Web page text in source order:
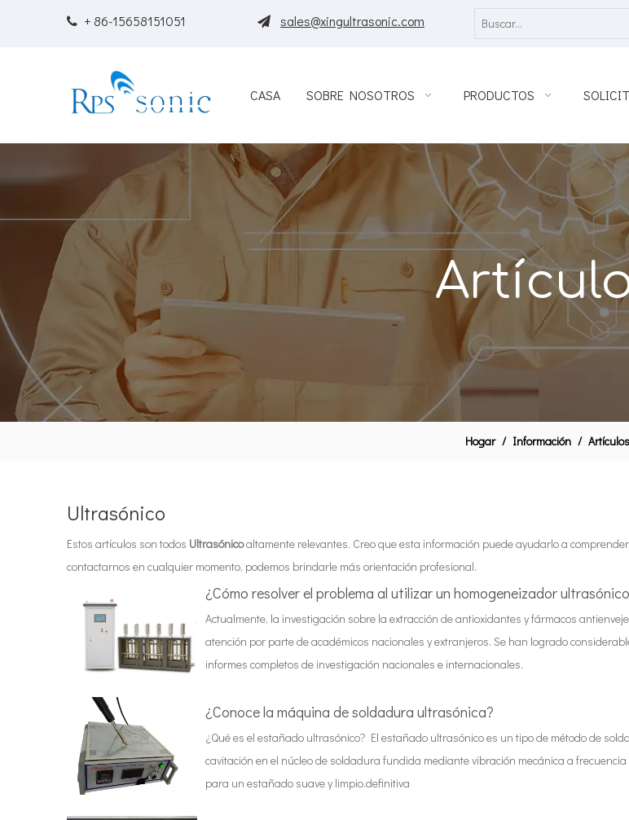
 + 86-15658151051  sales@xingultrasonic.com
CASA SOBRE NOSOTROS PRODUCTOS
Hogar / Información / Artículos
Ultrasónico
Estos artículos son todos Ultrasónicoaltamente relevantes. Creo que esta información puede ayudarlo a
contactarnos en cualquier momento, podemos brindarle más orientación profesional.
¿Cómo resolver el problema al utilizar un homogeneizador
Actualmente, la investigación sobre la extracción de antioxidantes y fármacos
atención por parte de académicos nacionales y extranjeros. Se han logrado
informes completos de investigación nacionales e internacionales.
¿Conoce la máquina de soldadura ultrasónica?
¿Qué es el estañado ultrasónico? El estañado ultrasónico es un tipo de método de
cavitación en el núcleo de soldadura fundida mediante vibración mecánica a
para un estañado suave y limpio.definitiva